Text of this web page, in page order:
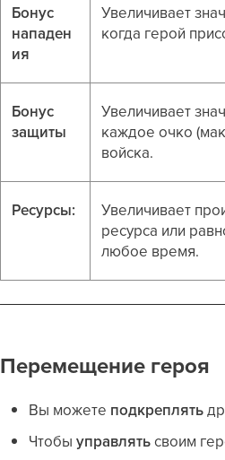
Бонус
нападен
ия
Увеличивает
когда герой
Бонус
защиты
Увеличивает
каждое очко
войска.
Ресурсы: Увеличивает
ресурса или
любое время.
Перемещение героя
Вы можете подкреплять
Чтобыуправлятьсвоим